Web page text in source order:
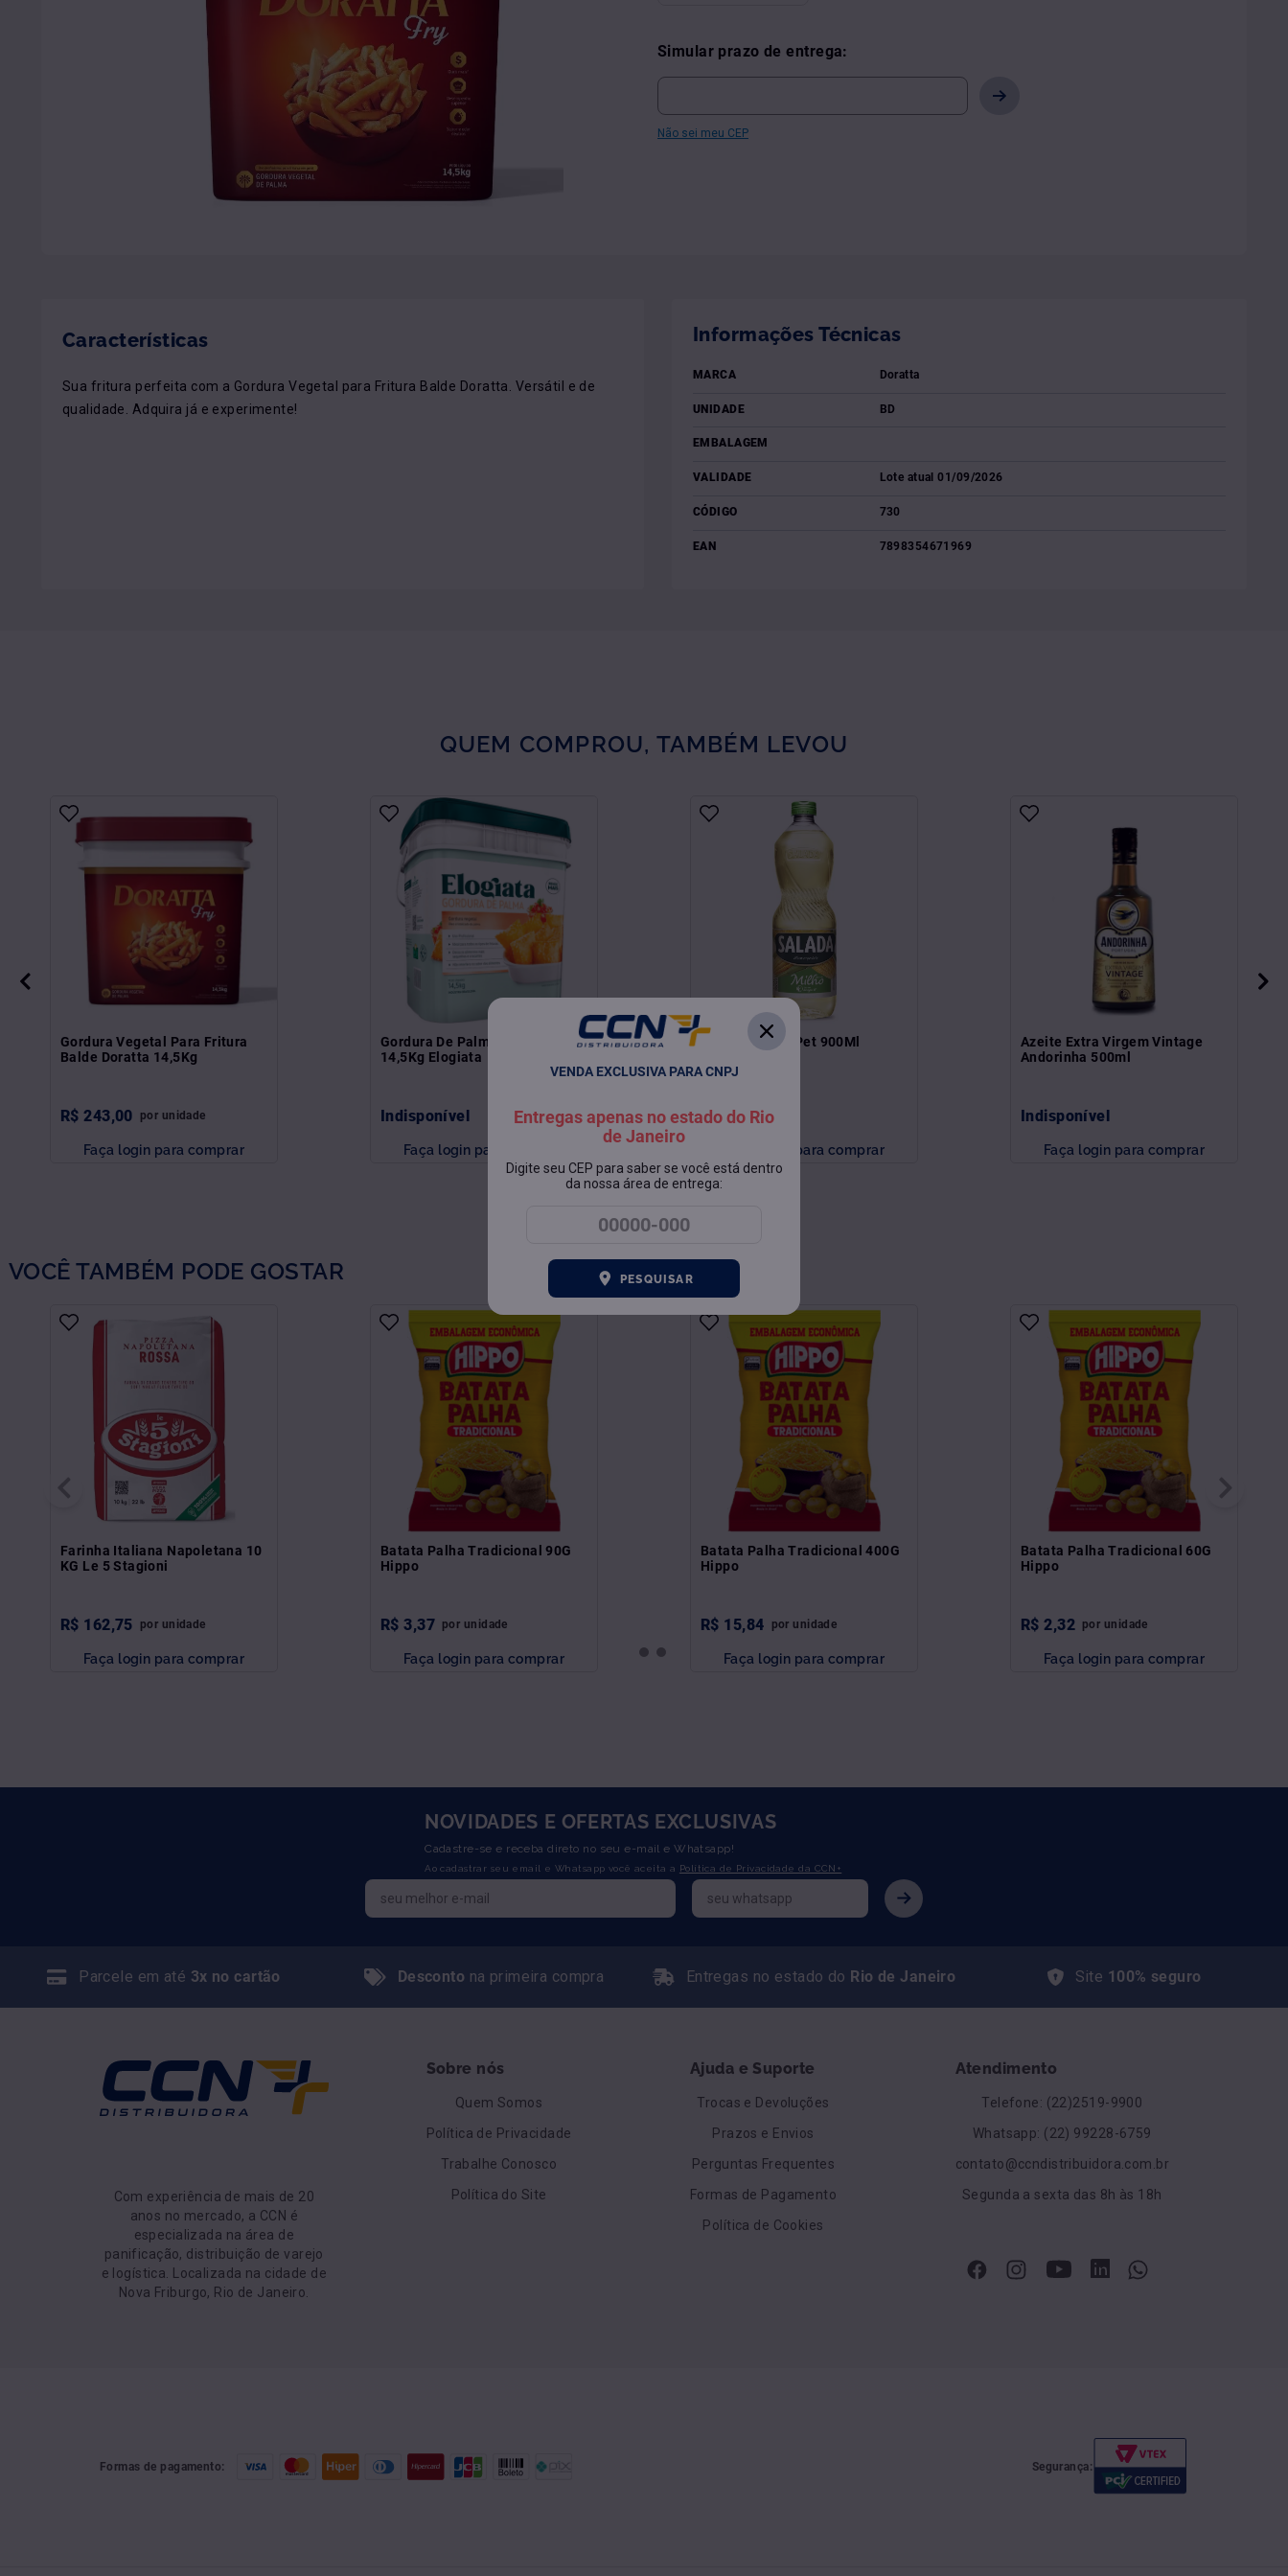
VENDA EXCLUSIVA PARA CNPJ
Entregas apenas no estado do Rio
de Janeiro
Digite seu CEP para saber se você está dentro
da nossa área de entrega:
PESQUISAR
Simular prazo de entrega:
Não sei meu CEP
Características
Sua fritura perfeita com a Gordura Vegetal para Fritura Balde Doratta. Versátil e de
qualidade. Adquira já e experimente!
Informações Técnicas
MARCA Doratta
UNIDADE BD
EMBALAGEM
VALIDADE Lote atual 01/09/2026
CÓDIGO 730
EAN 7898354671969
QUEM COMPROU, TAMBÉM LEVOU
Gordura Vegetal Para Fritura
Balde Doratta 14,5Kg
R$ 243,00 por unidade
Faça login para comprar
Gordura De Palma Cristalizado
14,5Kg Elogiata
Indisponível
Faça login para comprar
Óleo De Milho Pet 900Ml
Indisponível
Faça login para comprar
Azeite Extra Virgem Vintage
Andorinha 500ml
Indisponível
Faça login para comprar
VOCÊ TAMBÉM PODE GOSTAR
Farinha Italiana Napoletana 10
KG Le 5 Stagioni
R$ 162,75 por unidade
Faça login para comprar
Batata Palha Tradicional 90G
Hippo
R$ 3,37 por unidade
Faça login para comprar
Batata Palha Tradicional 400G
Hippo
R$ 15,84 por unidade
Faça login para comprar
Batata Palha Tradicional 60G
Hippo
R$ 2,32 por unidade
Faça login para comprar
NOVIDADES E OFERTAS EXCLUSIVAS
Cadastre-se e receba direto no seu e-mail e Whatsapp!
Ao cadastrar seu email e Whatsapp você aceita a Política de Privacidade da CCN+
Parcele em até 3x no cartão Desconto na primeira compra Entregas no estado do Rio de Janeiro Site 100% seguro
Com experiência de mais de 20
anos no mercado, a CCN é
especializada na área de
panificação, distribuição de varejo
e logística. Localizada na cidade de
Nova Friburgo, Rio de Janeiro.
Sobre nós
Quem Somos
Política de Privacidade
Trabalhe Conosco
Política do Site
Ajuda e Suporte
Trocas e Devoluções
Prazos e Envios
Perguntas Frequentes
Formas de Pagamento
Política de Cookies
Atendimento
Telefone: (22)2519-9900
Whatsapp: (22) 99228-6759
contato@ccndistribuidora.com.br
Segunda a sexta das 8h às 18h
Formas de pagamento: Segurança: